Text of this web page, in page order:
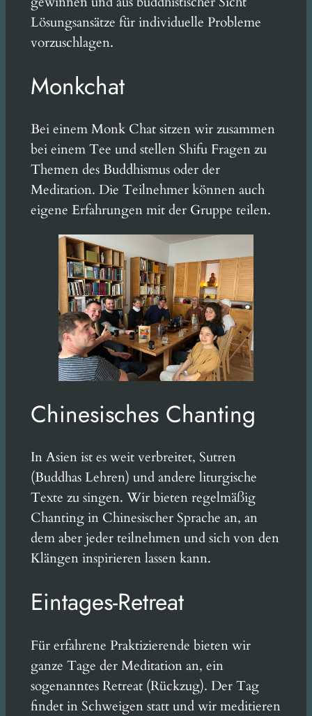
Lösungsansätze für individuelle Probleme
vorzuschlagen.
Monkchat
Bei einem Monk Chat sitzen wir zusammen
bei einem Tee und stellen Shifu Fragen zu
Themen des Buddhismus oder der
Meditation. Die Teilnehmer können auch
eigene Erfahrungen mit der Gruppe teilen.
Chinesisches Chanting
In Asien ist es weit verbreitet, Sutren
(Buddhas Lehren) und andere liturgische
Texte zu singen. Wir bieten regelmäßig
Chanting in Chinesischer Sprache an, an
dem aber jeder teilnehmen und sich von den
Klängen inspirieren lassen kann.
Eintages-Retreat
Für erfahrene Praktizierende bieten wir
ganze Tage der Meditation an, ein
sogenanntes Retreat (Rückzug). Der Tag
findet in Schweigen statt und wir meditieren